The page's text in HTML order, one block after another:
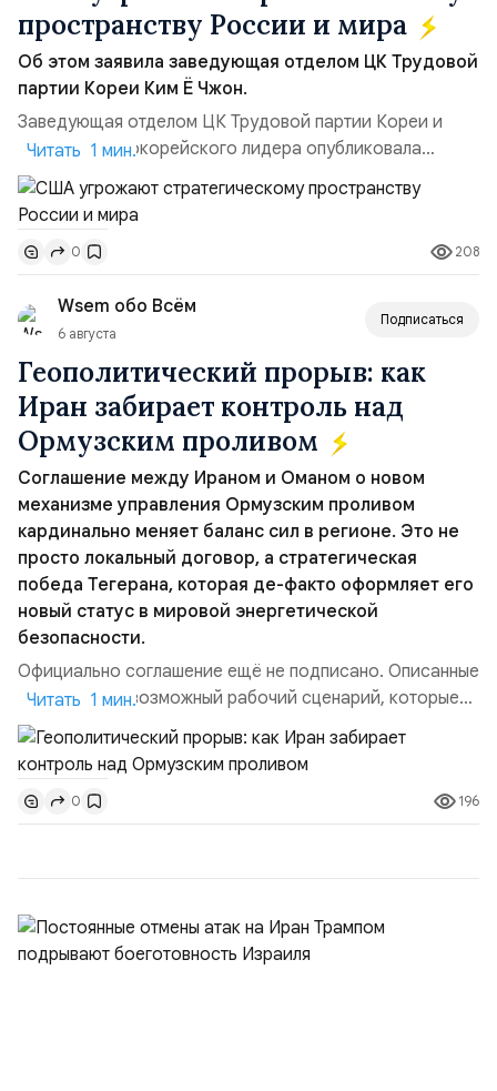
пространству России и мира
Об этом заявила заведующая отделом ЦК Трудовой
партии Кореи Ким Ё Чжон.
Заведующая отделом ЦК Трудовой партии Кореи и
сестра северокорейского лидера опубликовала
заявление для прессы в ответ на проведение Токио
совместных с флотом США запусков крылатых ракет
Томагавк.«Япония отбросила обманчивую видимость
„исключительно оборонительной страны“ и выносит
вопрос о собственном ядерном вооружении на
всеобщее обозрение, одновреме...
Читать 1 мин.
0 208
Wsem обо Всём
6 августа
Подписаться
Геополитический прорыв: как
Иран забирает контроль над
Ормузским проливом
Соглашение между Ираном и Оманом о новом
механизме управления Ормузским проливом
кардинально меняет баланс сил в регионе. Это не
просто локальный договор, а стратегическая
победа Тегерана, которая де-факто оформляет его
новый статус в мировой энергетической
безопасности.
Официально соглашение ещё не подписано. Описанные
пункты — это возможный рабочий сценарий, которые
скорее всего будут реализованы.Разбираем ключевые
тезисы и последствия этого соглашения:. 1. Новые
доли контроля (75 на 25). Было: Ранее Иран и Оман
контролировали пролив на паритетных началах —
50/50. Стало: Новое соглашение закрепляет за
Читать 1 мин.
0 196